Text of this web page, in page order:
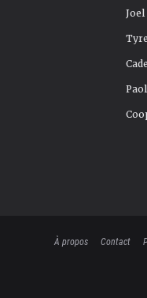
À propos Contact